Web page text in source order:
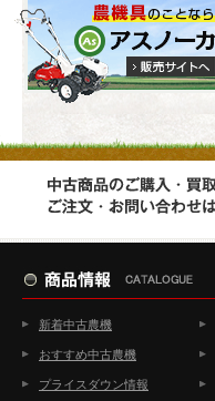
新着中古農機
おすすめ中古農機
プライスダウン情報